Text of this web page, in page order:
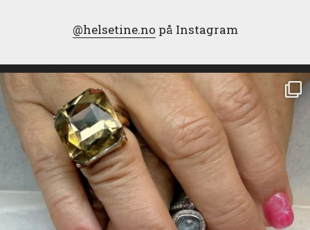
@helsetine.no på Instagram